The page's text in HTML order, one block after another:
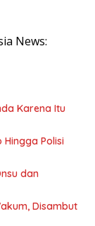
News:
Karena Itu
Polisi
dan
Disambut